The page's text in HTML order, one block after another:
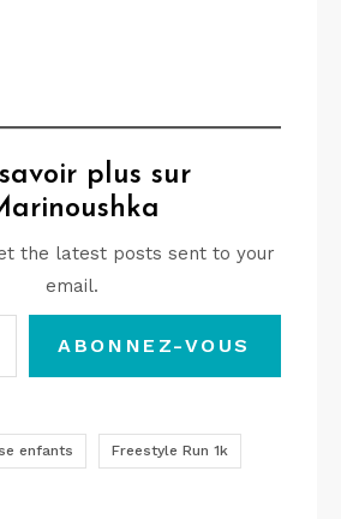
plus sur
the latest posts sent to your
email.
ABONNEZ-VOUS
enfants Freestyle Run 1k